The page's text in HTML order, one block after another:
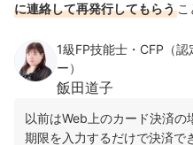
に連絡して再発行してもらう こ
1級FP技能士・CFP（
ー）
飯田道子
以前はWeb上のカード決済の
期限を入力するだけで決済で